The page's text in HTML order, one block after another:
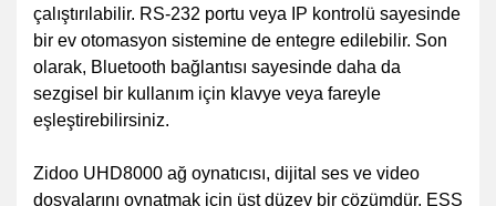
çalıştırılabilir. RS-232 portu veya IP kontrolü sayesinde
bir ev otomasyon sistemine de entegre edilebilir. Son
olarak, Bluetooth bağlantısı sayesinde daha da
sezgisel bir kullanım için klavye veya fareyle
eşleştirebilirsiniz.
Zidoo UHD8000 ağ oynatıcısı, dijital ses ve video
dosyalarını oynatmak için üst düzey bir çözümdür. ESS